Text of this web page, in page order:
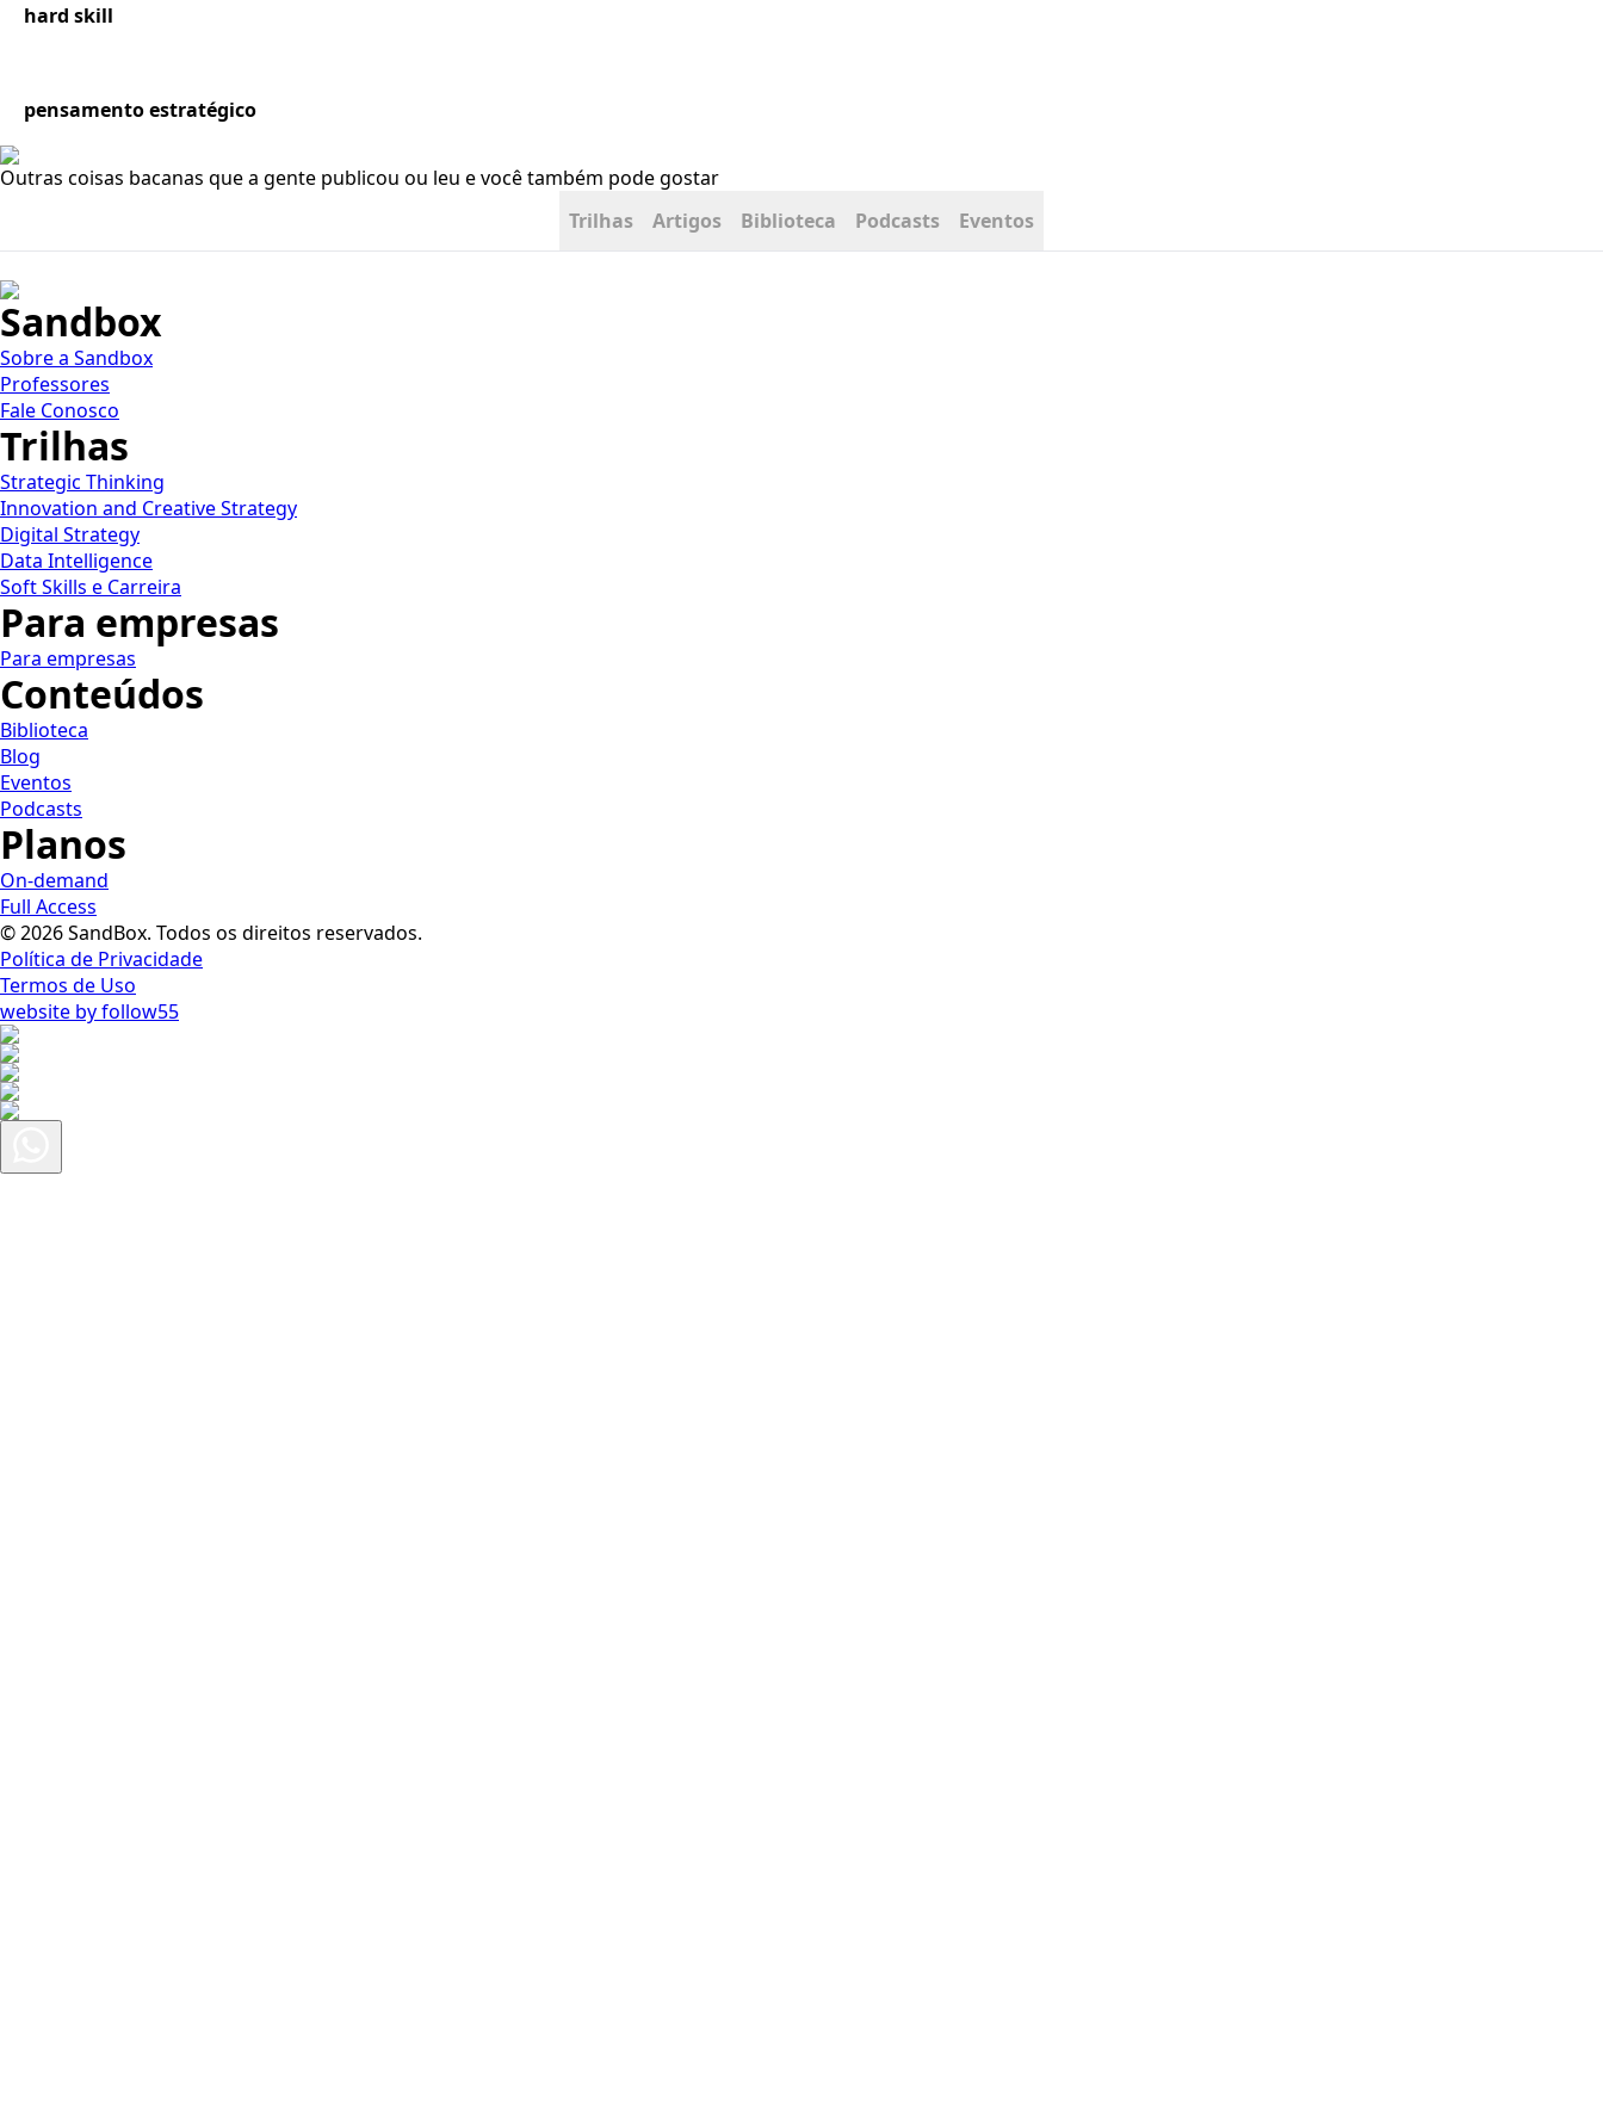
hard skill
pensamento estratégico
Outras coisas bacanas que a gente publicou ou leu e você também pode gostar
Trilhas
Artigos Biblioteca Podcasts Eventos
Sandbox
Sobre a Sandbox
Professores
Fale Conosco
Trilhas
Strategic Thinking
Innovation and Creative Strategy
Digital Strategy
Data Intelligence
Soft Skills e Carreira
Para empresas
Para empresas
Conteúdos
Biblioteca
Blog
Eventos
Podcasts
Planos
On-demand
Full Access
© 2026 SandBox. Todos os direitos reservados.
Política de Privacidade
Termos de Uso
website by follow55